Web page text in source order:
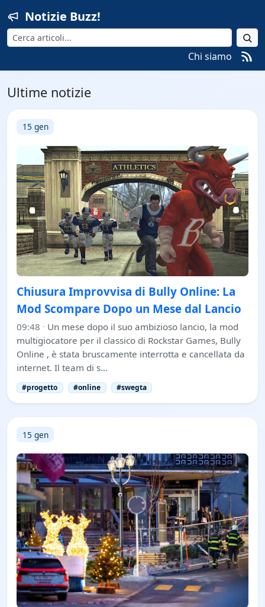
Notizie Buzz!
Cerca
Chi siamo
Ultime notizie
15 gen
Chiusura Improvvisa di Bully Online: La
Mod Scompare Dopo un Mese dal Lancio
09:48 · Un mese dopo il suo ambizioso lancio, la mod
multigiocatore per il classico di Rockstar Games, Bully
Online , è stata bruscamente interrotta e cancellata da
internet. Il team di s…
#progetto #online #swegta
15 gen